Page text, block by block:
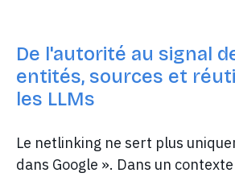
De l'autorité au signal
entités, sources et
les LLMs
Le netlinking ne sert plus
dans Google ». Dans un